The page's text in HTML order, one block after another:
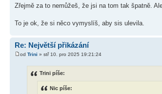
Zřejmě za to nemůžeš, že jsi na tom tak špatně.
To je ok, že si něco vymyslíš, aby sis ulevila.
Re: Největší přikázání
od Trini » stř 10. pro 2025 19:21:24
Trini píše:
Nic píše: